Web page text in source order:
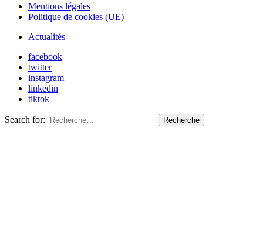
Mentions légales
Politique de cookies (UE)
Actualités
facebook
twitter
instagram
linkedin
tiktok
Search for: Recherche